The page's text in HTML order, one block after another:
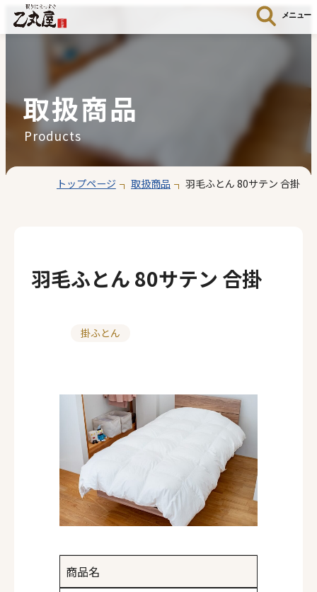
メニュー
取扱商品
Products
トップページ 取扱商品 羽毛ふとん 80サテン 合掛
羽毛ふとん 80サテン 合掛
掛ふとん
商品名